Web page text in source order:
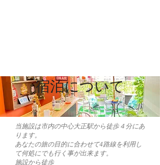
宿泊について
当施設は市内の中心大正駅から徒歩４分にあ
ります。
あなたの旅の目的に合わせて4路線を利用し
て何処にでも行く事が出来ます。
施設から徒歩